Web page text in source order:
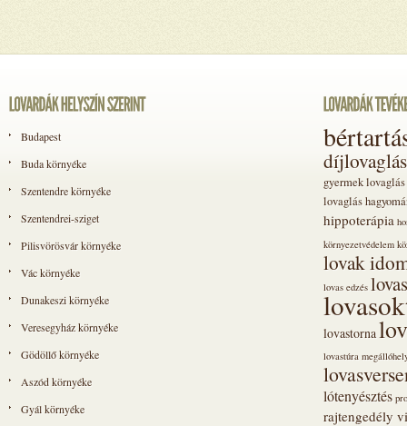
Budapest
Buda környéke
Szentendre környéke
Szentendrei-sziget
Pilisvörösvár környéke
Vác környéke
Dunakeszi környéke
Veresegyház környéke
Gödöllő környéke
Aszód környéke
Gyál környéke
díjlovaglás
gyermek lovaglás
lovaglás
hippoterápia
környezetvédelem
lovak
lovas edzés
lovastorna
lovastúra
lótenyésztés
rajtengedély